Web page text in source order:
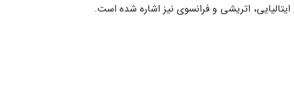
اتریشی و فرانسوی نیز اشاره شده است.